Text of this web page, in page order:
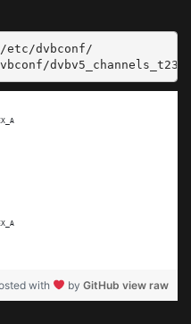
dvbconf/
view raw
with by GitHub